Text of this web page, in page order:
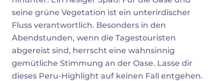
seine grüne Vegetation ist ein unterirdischer
Fluss verantwortlich. Besonders in den
Abendstunden, wenn die Tagestouristen
abgereist sind, herrscht eine wahnsinnig
gemütliche Stimmung an der Oase. Lasse dir
dieses Peru-Highlight auf keinen Fall entgehen.